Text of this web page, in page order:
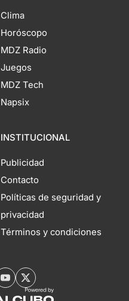
Clima
Horóscopo
MDZ Radio
Juegos
MDZ Tech
Napsix
INSTITUCIONAL
Publicidad
Contacto
Políticas de seguridad y
privacidad
Términos y condiciones